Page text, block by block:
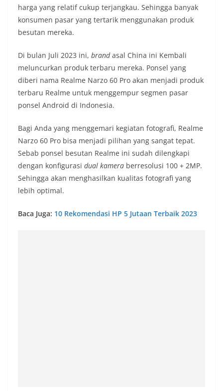
harga yang relatif cukup terjangkau. Sehingga banyak
konsumen pasar yang tertarik menggunakan produk
besutan mereka.
Di bulan Juli 2023 ini, brandasal China ini Kembali
meluncurkan produk terbaru mereka. Ponsel yang
diberi nama Realme Narzo 60 Pro akan menjadi produk
terbaru Realme untuk menggempur segmen pasar
ponsel Android di Indonesia.
Bagi Anda yang menggemari kegiatan fotografi, Realme
Narzo 60 Pro bisa menjadi pilihan yang sangat tepat.
Sebab ponsel besutan Realme ini sudah dilengkapi
dengan konfigurasi dual kamera berresolusi 100 + 2MP.
Sehingga akan menghasilkan kualitas fotografi yang
lebih optimal.
Baca Juga: 10 Rekomendasi HP 5 Jutaan Terbaik 2023